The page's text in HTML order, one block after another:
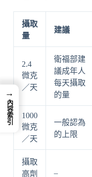
攝取
量
建議
2.4
微克
／天
衛福部建
議成年人
每天攝取
的量
1000
微克
／天
一般認為
的上限
攝取
高劑
–
→
內容索引